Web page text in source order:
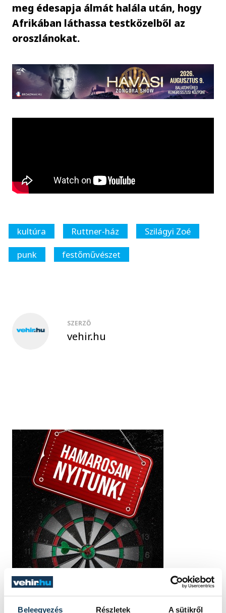
Beleegyezés Részletek A sütikről
meg édesapja álmát halála után, hogy
Afrikában láthassa testközelből az
oroszlánokat.
kultúra Ruttner-ház
Szilágyi Zoé
punk
festőművészet
SZERZŐ
vehir.hu